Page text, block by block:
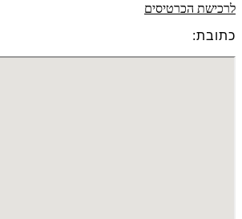
לרכישת הכרטיסים
כתובת: